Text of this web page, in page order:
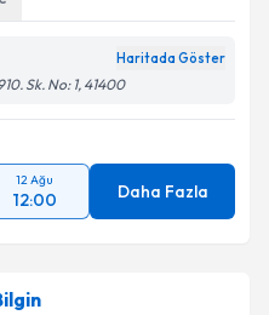
GönderHaritada Göster
Sk. No: 1, 41400
12 Ağu
12:00 Daha Fazla